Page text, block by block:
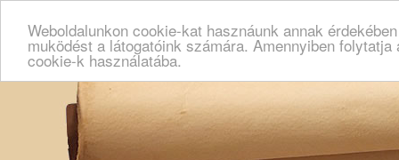
Weboldalunkon cookie-kat hasznáunk annak
muködést a látogatóink számára. Amennyiben
cookie-k használatába.